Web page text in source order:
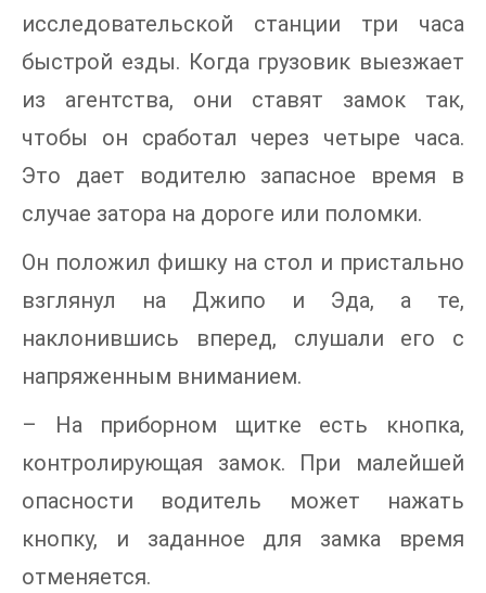
исследовательской станции три часа
быстрой езды. Когда грузовик выезжает
из агентства, они ставят замок так,
чтобы он сработал через четыре часа.
Это дает водителю запасное время в
случае затора на дороге или поломки.
Он положил фишку на стол и пристально
взглянул на Джипо и Эда, а те,
наклонившись вперед, слушали его с
напряженным вниманием.
– На приборном щитке есть кнопка,
контролирующая замок. При малейшей
опасности водитель может нажать
кнопку, и заданное для замка время
отменяется.